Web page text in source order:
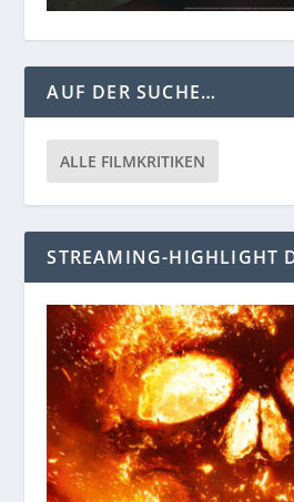
AUF DER SUCHE…
ALLE FILMKRITIKEN
STREAMING-HIGHLIGHT